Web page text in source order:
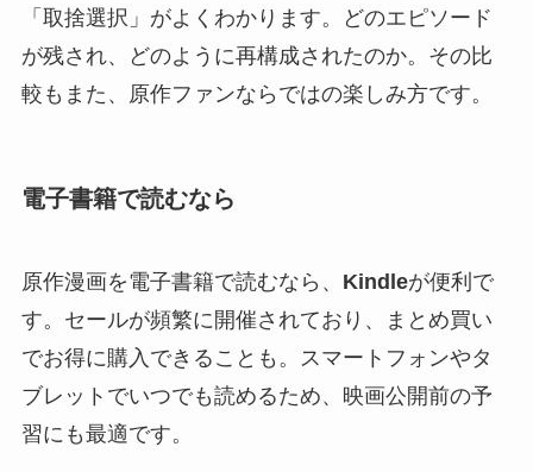
「取捨選択」がよくわかります。どのエピソード
が残され、どのように再構成されたのか。その比
較もまた、原作ファンならではの楽しみ方です。
電子書籍で読むなら
原作漫画を電子書籍で読むなら、 Kindleが便利で
す。セールが頻繁に開催されており、まとめ買い
でお得に購入できることも。スマートフォンやタ
ブレットでいつでも読めるため、映画公開前の予
習にも最適です。